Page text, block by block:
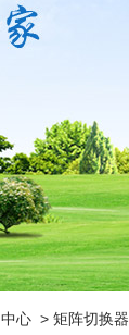
心 > 矩阵切换器